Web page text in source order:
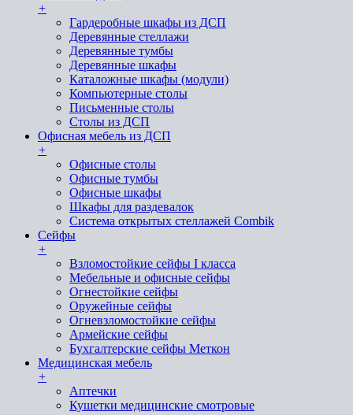
+
Гардеробные шкафы из ДСП
Деревянные стеллажи
Деревянные тумбы
Деревянные шкафы
Каталожные шкафы (модули)
Компьютерные столы
Письменные столы
Столы из ДСП
Офисная мебель из ДСП
+
Офисные столы
Офисные тумбы
Офисные шкафы
Шкафы для раздевалок
Система открытых стеллажей Combik
Сейфы
+
Взломостойкие сейфы I класса
Мебельные и офисные сейфы
Огнестойкие сейфы
Оружейные сейфы
Огневзломостойкие сейфы
Армейские сейфы
Бухгалтерские сейфы Меткон
Медицинская мебель
+
Аптечки
Кушетки медицинские смотровые